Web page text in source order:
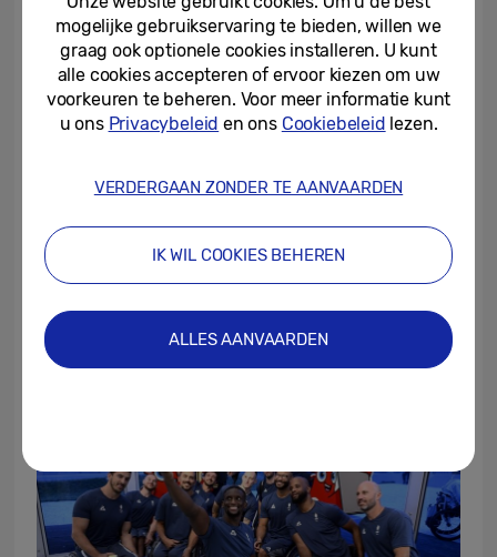
locaties om fans oog in oog te brengen met
hun favoriete paralympische atleten.
De OlympicTMrendezvous @ Samsung |
Square Marigny wordt heropend van 29
augustus tot tot 8 september van 10.00
Champs-Élysées 125 is tot 31 oktober
geopend van maandag tot en met
zondag van 11.00 tot 20.00 uur.
mogelijke gebruikservaring te bieden, willen we
graag ook optionele cookies installeren. U kunt
alle cookies accepteren of ervoor kiezen om uw
voorkeuren te beheren. Voor meer informatie kunt
u ons Privacybeleid en ons Cookiebeleid lezen.
VERDERGAAN ZONDER TE AANVAARDEN
IK WIL COOKIES BEHEREN
ALLES AANVAARDEN